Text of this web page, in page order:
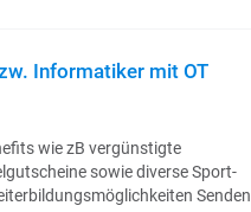
Informatiker mit OT
wie zB vergünstigte
sowie diverse Sport-
Senden